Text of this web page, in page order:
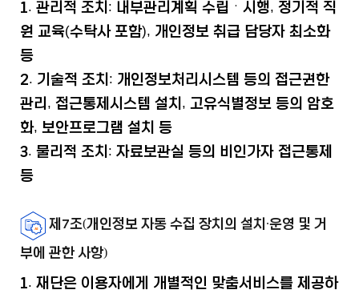
1. 관리적 조치: 내부관리계획 수립ㆍ시행, 정기적 직
원 교육(수탁사 포함), 개인정보 취급 담당자 최소화
등
2. 기술적 조치: 개인정보처리시스템 등의 접근권한
관리, 접근통제시스템 설치, 고유식별정보 등의 암호
화, 보안프로그램 설치 등
3. 물리적 조치: 자료보관실 등의 비인가자 접근통제
등
제7조(개인정보 자동 수집 장치의 설치∙운영 및 거
부에 관한 사항)
1. 재단은 이용자에게 개별적인 맞춤서비스를 제공하